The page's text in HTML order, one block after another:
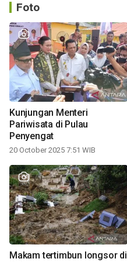
Foto
Kunjungan Menteri
Pariwisata di Pulau
Penyengat
20 October 2025 7:51 WIB
Makam tertimbun longsor di